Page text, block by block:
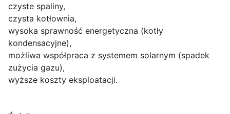
czyste spaliny,
czysta kotłownia,
wysoka sprawność energetyczna (kotły
kondensacyjne),
możliwa współpraca z systemem solarnym (spadek
zużycia gazu),
wyższe koszty eksploatacji.